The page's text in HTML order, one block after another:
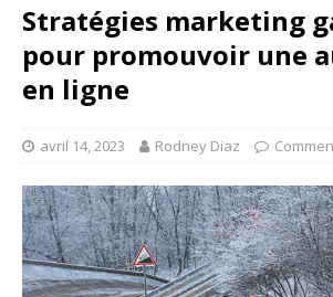
Stratégies marketing
pour promouvoir une
en ligne
avril 14, 2023 Rodney Diaz